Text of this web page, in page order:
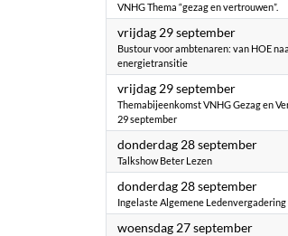
VNHG Thema “gezag en vertrouwen”.
vrijdag 29 september2023
Bustour voor ambtenaren: van HOE
energietransitie
vrijdag 29 september2023
Themabijeenkomst VNHG Gezag en
29 september
donderdag 28 september2023
Talkshow Beter Lezen
donderdag 28 september2023
Ingelaste Algemene Ledenvergadering
woensdag 27 september2023